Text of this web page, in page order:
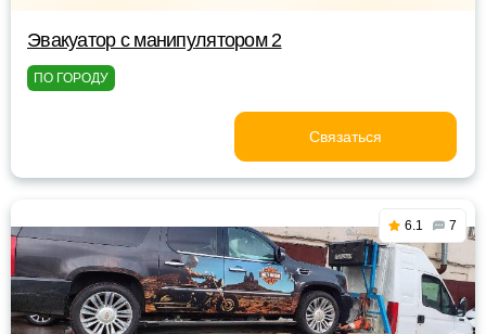
Эвакуатор с манипулятором 2
ПО ГОРОДУ
Связаться
6.1 7